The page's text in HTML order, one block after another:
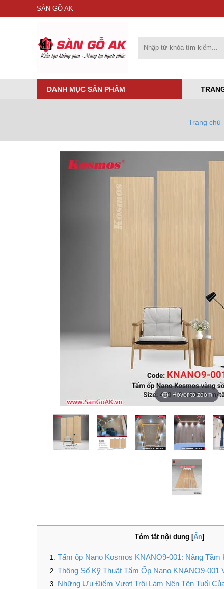
SÀN GỖ AK
DANH MỤC SẢN PHẨM
Trang chủ
Hover to zoom
Tóm tắt nội dung [Ẩn]
Tấm ốp Nano Kosmos KNANO9-001: Nâng Tầm
Thông Số Kỹ Thuật Tấm Ốp Nano KNANO9-001
Những Ưu Điểm Vượt Trội Làm Nên Tên Tuổi